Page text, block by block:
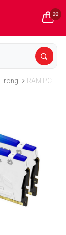
00
RAM PC